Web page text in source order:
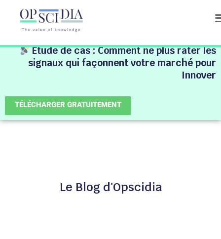
Étude de cas : Comment ne plus rater les
signaux qui façonnent votre marché pour
Innover
TÉLÉCHARGER GRATUITEMENT
Le Blog d'Opscidia